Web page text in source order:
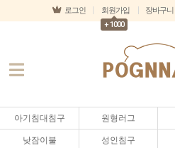
로그인
회원가입
+ 1000
장바구니
아기침대침구 원형러그
낮잠이불 성인침구